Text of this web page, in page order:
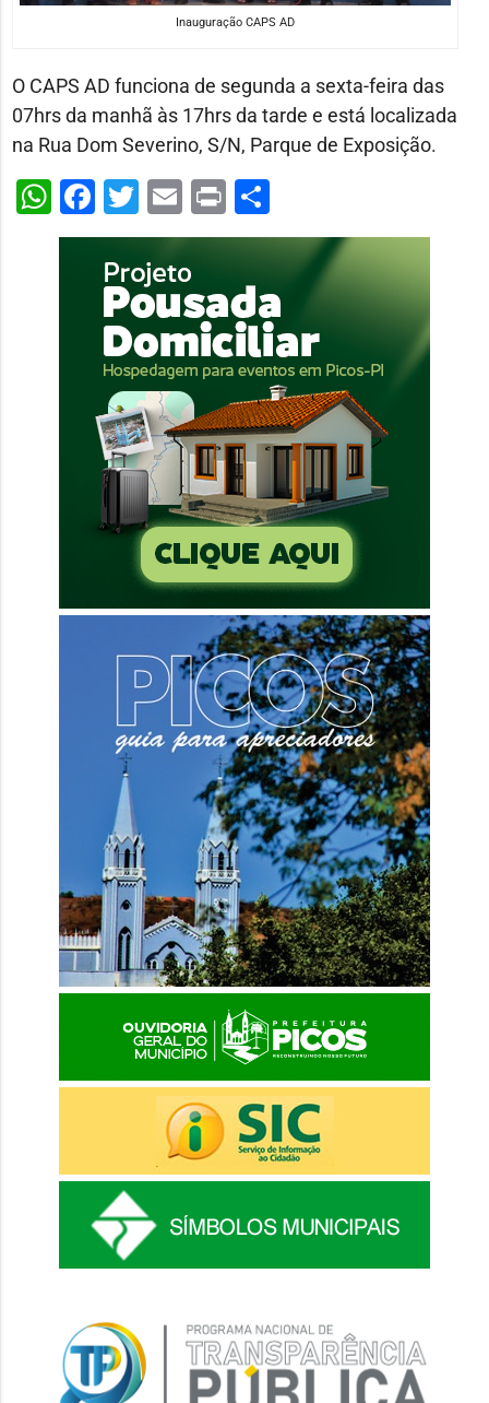
Inauguração CAPS AD
O CAPS AD funciona de segunda a sexta-feira das
07hrs da manhã às 17hrs da tarde e está localizada
na Rua Dom Severino, S/N, Parque de Exposição.
WhatsApp
Facebook
Twitter
Email
PrintShare